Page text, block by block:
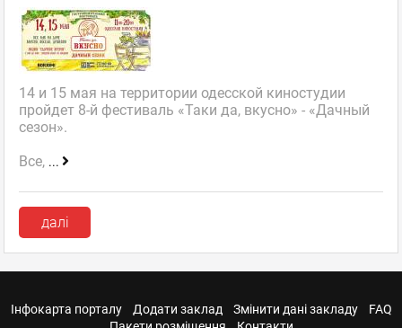
14 и 15 мая на территории одесской киностудии
пройдет 8-й фестиваль «Таки да, вкусно» - «Дачный
сезон».
Все, ...
далі
Інфокарта порталу Додати заклад Змінити дані закладу
FAQ